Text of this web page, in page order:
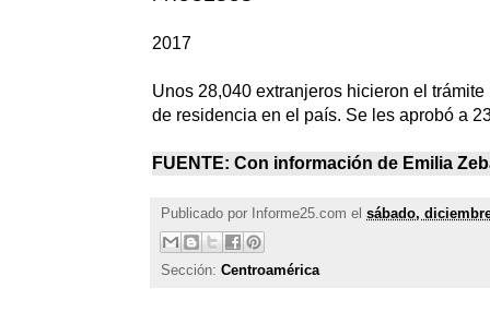
2017
Unos 28,040 extranjeros hicieron el
de residencia en el país. Se les aprobó a
FUENTE: Con información de Emilia
Publicado por Informe25.com el sábado,
Sección: Centroamérica